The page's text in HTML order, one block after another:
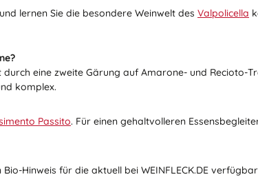
lernen Sie die besondere Weinwelt des Valpolicella
eine zweite Gärung auf Amarone- und
komplex.
Passito. Für einen gehaltvolleren
Hinweis für die aktuell bei WEINFLECK.DE